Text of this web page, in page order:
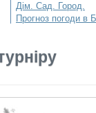
Дім. Сад. Город.
Прогноз погоди в